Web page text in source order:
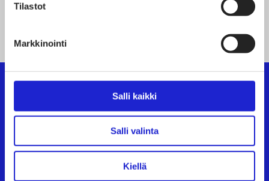
Tilastot
Markkinointi
Salli kaikki
Salli valinta
Kiellä
Suomen Tekstiili & Muoti ry
Suomen Tekstiili & Muoti ry on tekstiili-, vaate- ja
muotialan yritysten etujärjestö, joka tarjoaa